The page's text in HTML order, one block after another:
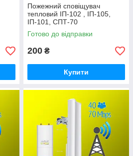
Пожежний сповіщувач
тепловий ІП-102 , ІП-105,
ІП-101, СПТ-70
Готово до відправки
200 ₴
Купити